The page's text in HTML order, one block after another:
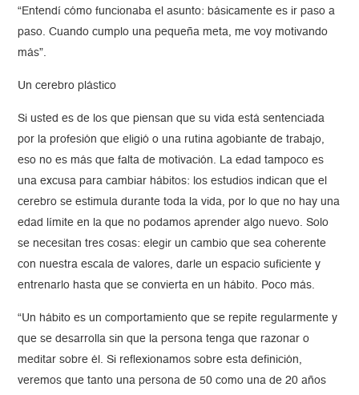
“Entendí cómo funcionaba el asunto: básicamente es ir paso a
paso. Cuando cumplo una pequeña meta, me voy motivando
más”.
Un cerebro plástico
Si usted es de los que piensan que su vida está sentenciada
por la profesión que eligió o una rutina agobiante de trabajo,
eso no es más que falta de motivación. La edad tampoco es
una excusa para cambiar hábitos: los estudios indican que el
cerebro se estimula durante toda la vida, por lo que no hay una
edad límite en la que no podamos aprender algo nuevo. Solo
se necesitan tres cosas: elegir un cambio que sea coherente
con nuestra escala de valores, darle un espacio suficiente y
entrenarlo hasta que se convierta en un hábito. Poco más.
“Un hábito es un comportamiento que se repite regularmente y
que se desarrolla sin que la persona tenga que razonar o
meditar sobre él. Si reflexionamos sobre esta definición,
veremos que tanto una persona de 50 como una de 20 años